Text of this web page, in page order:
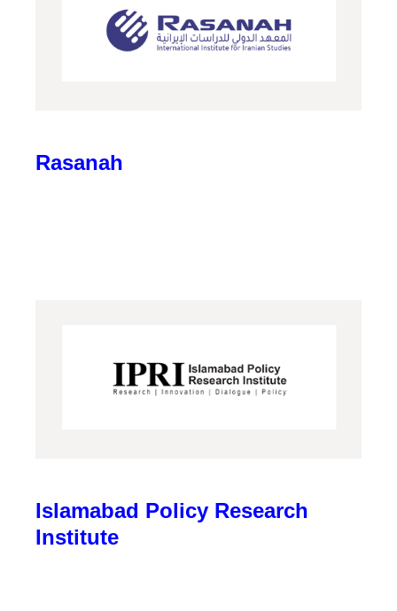
Rasanah
Islamabad Policy Research
Institute